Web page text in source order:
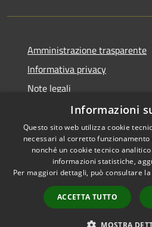
Amministrazione trasparente
Informativa privacy
Note legali
Dichiarazione di accessibilità
RSS
Accessibilità
Informazioni
Questo sito web utilizza cookie
necessari al corretto
nonché un cookie tecnico
informazioni statistiche,
Per maggiori dettagli, può consultare
ACCETTA TUTTO
MOSTRA